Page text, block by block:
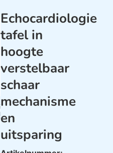
Echocardiologie
tafel in
hoogte
verstelbaar
schaar
mechanisme
en
uitsparing